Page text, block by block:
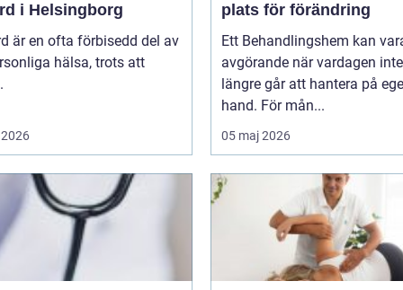
i Helsingborg
är en ofta förbisedd del av
hälsa, trots att
plats för förändring
Ett Behandlingshem kan
avgörande när vardagen inte
längre går att hantera på
hand. För mån...
05 maj 2026